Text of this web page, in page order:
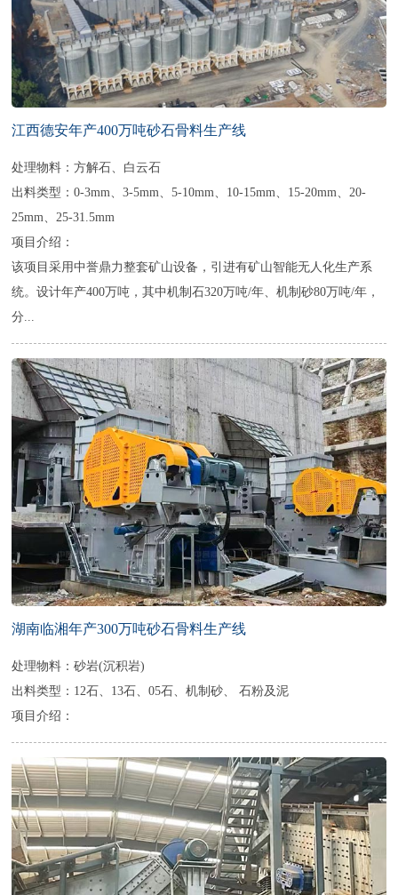
江西德安年产400万吨砂石骨料生产线
处理物料：方解石、白云石
出料类型：0-3mm、3-5mm、5-10mm、10-15mm、15-20mm、20-
25mm、25-31.5mm
项目介绍：
该项目采用中誉鼎力整套矿山设备，引进有矿山智能无人化生产系
统。设计年产400万吨，其中机制石320万吨/年、机制砂80万吨/年，
分...
湖南临湘年产300万吨砂石骨料生产线
处理物料：砂岩(沉积岩)
出料类型：12石、13石、05石、机制砂、 石粉及泥
项目介绍：